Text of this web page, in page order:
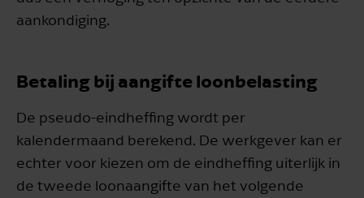
aankondiging.
Betaling bij aangifte loonbelasting
De pseudo-eindheffing wordt per
kalendermaand berekend. De werkgever kan er
echter voor kiezen om de eindheffing uiterlijk in
de tweede loonaangifte van het volgende
Annuleren